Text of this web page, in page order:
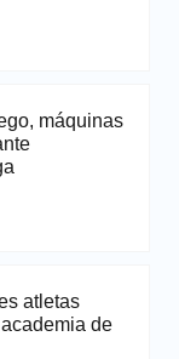
máquinas
atletas
de